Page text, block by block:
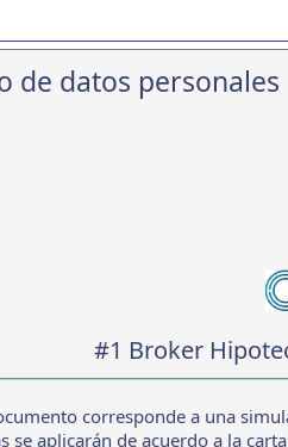
de datos personales
#1 Broker
corresponde a una
se aplicarán de acuerdo a la